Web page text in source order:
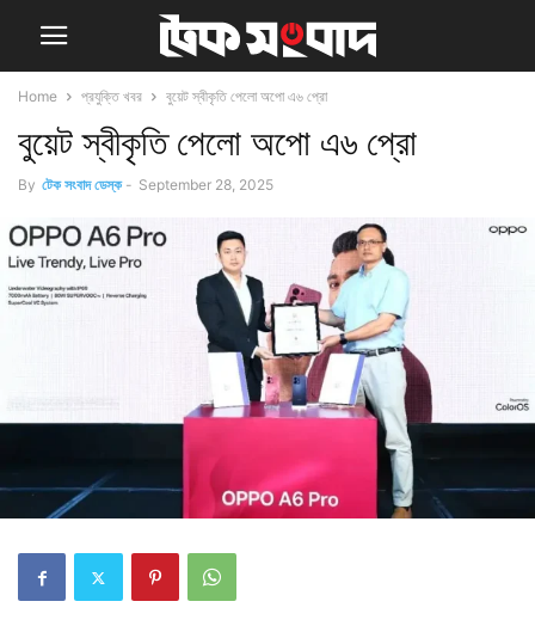
Home প্রযুক্তি খবর বুয়েট স্বীকৃতি পেলো অপো এ৬ প্রো
বুয়েট স্বীকৃতি পেলো অপো এ৬ প্রো
By টেক সংবাদ ডেস্ক - September 28, 2025